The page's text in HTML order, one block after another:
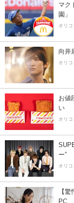
マク
園」
オリ
向井
オリ
お値
い
オリ
ー”
オリ
【
PC